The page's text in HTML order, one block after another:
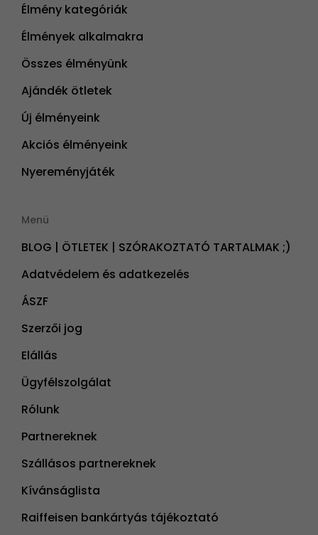
Élmény kategóriák
Élmények alkalmakra
Összes élményünk
Ajándék ötletek
Új élményeink
Akciós élményeink
Nyereményjáték
Menü
BLOG | ÖTLETEK | SZÓRAKOZTATÓ TARTALMAK ;)
Adatvédelem és adatkezelés
ÁSZF
Szerzői jog
Elállás
Ügyfélszolgálat
Rólunk
Partnereknek
Szállásos partnereknek
Kívánságlista
Raiffeisen bankártyás tájékoztató